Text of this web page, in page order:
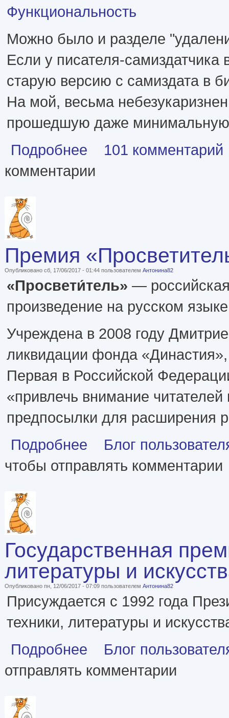
Функциональность
Можно было и разделе
Если у писателя-
старую версию с самиздата в
На мой, весьма
прошедшую даже минимальную
Подробнее о Интересует мнение читателей, особенно
101 комментарий
комментарии
Премия
Опубликовано сб, 17/06/2017 - 01:44 пользователем Антонина82
«Просвети́тель» —
произведение на русском
Учреждена в 2008 году
ликвидации фонда
Первая в Российской
«привлечь внимание
предпосылки для расширения
Подробнее о Премия «Просветитель» (лауреаты)
Блог
чтобы отправлять комментарии
Государственная
литературы и
Опубликовано пн, 12/06/2017 - 07:09 пользователем Антонина82
Присуждается с 1992 года
техники, литературы и
Подробнее о Государственная премия Российской
Блог
отправлять комментарии